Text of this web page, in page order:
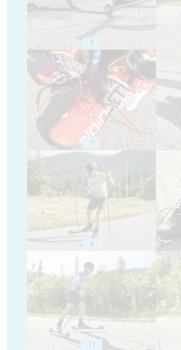
5
7
9
11